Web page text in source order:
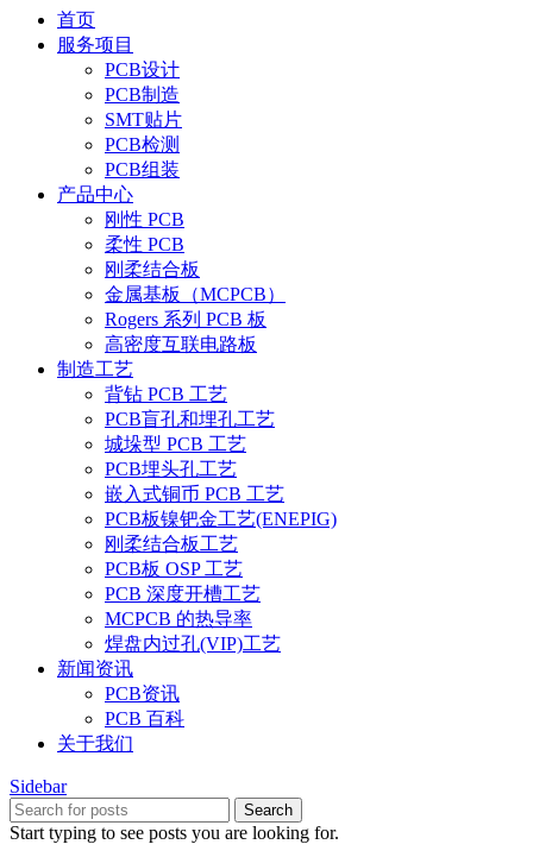
首页
服务项目
PCB设计
PCB制造
SMT贴片
PCB检测
PCB组装
产品中心
刚性 PCB
柔性 PCB
刚柔结合板
金属基板（MCPCB）
Rogers 系列 PCB 板
高密度互联电路板
制造工艺
背钻 PCB 工艺
PCB盲孔和埋孔工艺
城垛型 PCB 工艺
PCB埋头孔工艺
嵌入式铜币 PCB 工艺
PCB板镍钯金工艺(ENEPIG)
刚柔结合板工艺
PCB板 OSP 工艺
PCB 深度开槽工艺
MCPCB 的热导率
焊盘内过孔(VIP)工艺
新闻资讯
PCB资讯
PCB 百科
关于我们
Sidebar
Search
Start typing to see posts you are looking for.